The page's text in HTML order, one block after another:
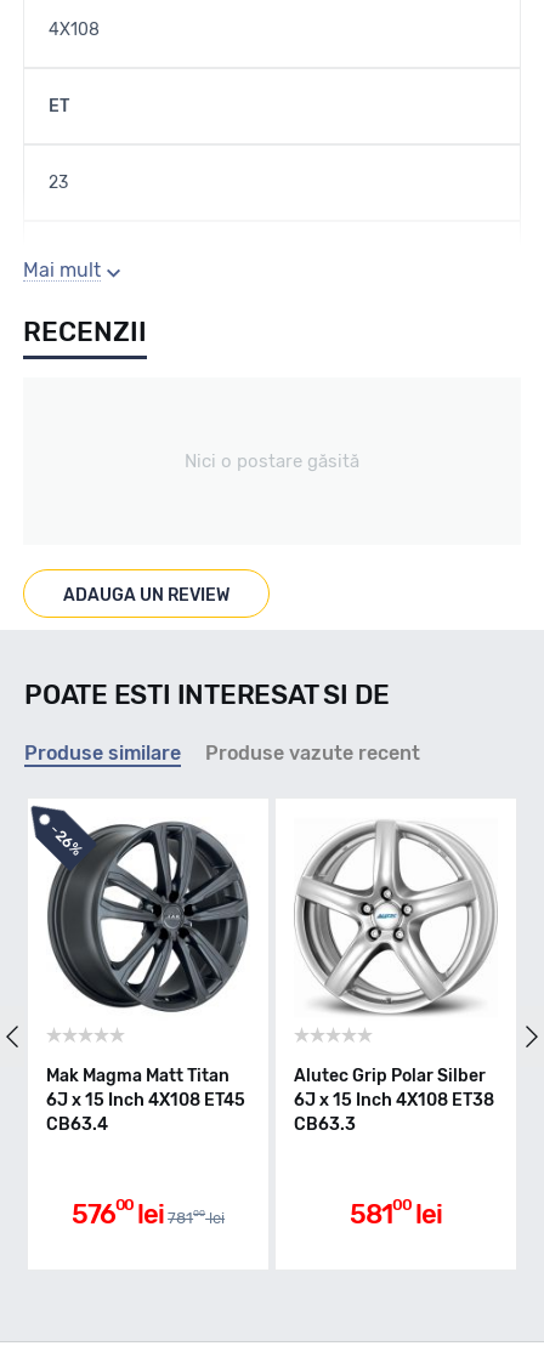
4X108
ET
23
Gaura centrala
65.1
Se poate cumpara doar la set de 4 buc! Kit montaj GRATUIT
in caz ca este nevoie!
Mai mult
RECENZII
Nici o postare găsită
ADAUGA UN REVIEW
POATE ESTI INTERESAT SI DE
Produse similare Produse vazute recent
-
26%
Mak Magma Matt Titan
6J x 15 Inch 4X108 ET45
CB63.4
57600 lei 78100 lei
Alutec Grip Polar Silber
6J x 15 Inch 4X108 ET38
CB63.3
58100 lei